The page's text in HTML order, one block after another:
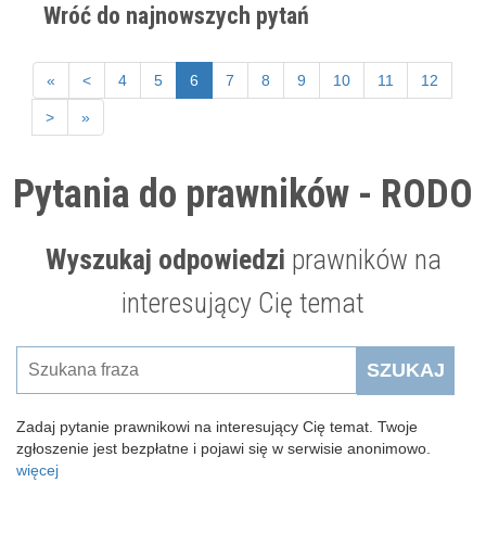
Pytania do prawników - RODO
Wyszukaj odpowiedzi prawników na
interesujący Cię temat
SZUKAJ
Zadaj pytanie prawnikowi na interesujący Cię temat. Twoje
zgłoszenie jest bezpłatne i pojawi się w serwisie anonimowo.
więcej
Wróć do najnowszych pytań
« < 4 5 6 7 8 9 10 11 12
> »